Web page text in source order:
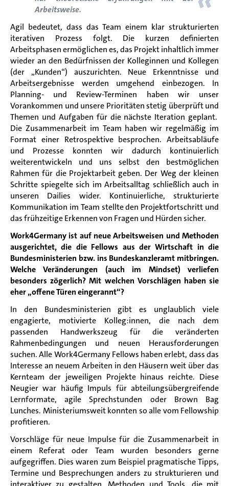
Arbeitsweise.
Agil bedeutet, dass das Team einem klar strukturierten
iterativen Prozess folgt. Die kurzen definierten
Arbeitsphasen ermöglichen es,das Projekt inhaltlich immer
wieder an den Bedürfnissen der Kolleginnen und Kollegen
(der „Kunden“) auszurichten. Neue Erkenntnisse und
Arbeitsergebnisse werden umgehend einbezogen. In
Planning- und Review-Terminen haben wir unser
Vorankommen und unsere Prioritäten stetig überprüftund
Themen und Aufgaben für die nächste Iteration geplant.
Die Zusammenarbeit im Team haben wir regelmäßig im
Format einer Retrospektive besprochen. Arbeitsabläufe
und Prozesse konnten wir dadurch kontinuierlich
weiterentwickeln und uns selbst den bestmöglichen
Rahmen für die Projektarbeit geben. Der Weg der kleinen
Schritte spiegelte sich im Arbeitsalltag schließlich auch in
unseren Dailies wider. Kontinuierliche, strukturierte
Kommunikation im Team stellte den Projektfortschritt und
das frühzeitige Erkennen von Fragen und Hürden sicher.
Work4Germany ist auf neue Arbeitsweisen und Methoden
ausgerichtet, die die Fellows aus der Wirtschaft in die
Bundesministerien bzw. ins Bundeskanzleramt mitbringen.
Welche Veränderungen (auch im Mindset) verliefen
besonders zögerlich? Mit welchen Vorschlägen haben sie
eher „offene Türen eingerannt“?
In den Bundesministerien gibt es unglaublich viele
engagierte, motivierte Kolleg:innen, die nach dem
passenden Handwerkszeug für die veränderten
Rahmenbedingungen und neuen Herausforderungen
suchen. Alle Work4Germany Fellows haben erlebt, dass das
Interesse an neuem Arbeiten in den Häusern weit über das
Kernteam der jeweiligen Projekte hinaus reichte. Diese
Neugier war häufig Impuls für abteilungsübergreifende
Lernformate, agile Sprechstunden oder Brown Bag
Lunches. Ministeriumsweit konnten so alle vom Fellowship
profitieren.
Vorschläge für neue Impulse für die Zusammenarbeit in
einem Referat oder Team wurden besonders gerne
aufgegriffen. Dies waren zum Beispiel pragmatische Tipps,
Termine und Besprechungen anders zu strukturieren und